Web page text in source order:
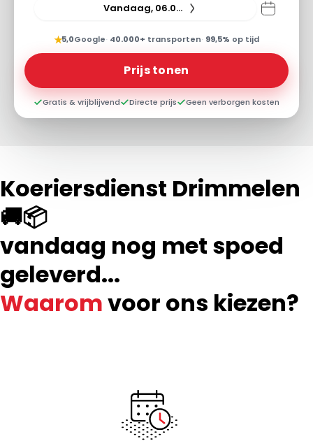
Vandaag, 06.08.26
★5,0Google· 40.000+ transporten· 99,5% op tijd
Prijs tonen
Gratis & vrijblijvend Directe prijs Geen verborgen kosten
Koeriersdienst Drimmelen
🚚📦
vandaag nog met spoed
geleverd...
Waaromvoor ons kiezen?